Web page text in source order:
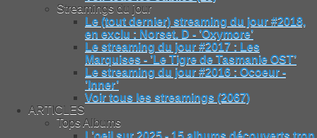
Streamings du jour
Le (tout dernier) streaming du jour #2018,
en exclu : Norset. D - ’Oxymore’
Le streaming du jour #2017 : Les
Marquises - ’Le Tigre de Tasmanie OST’
Le streaming du jour #2016 : Ocoeur -
’Inner’
Voir tous les streamings (2067)
ARTICLES
Tops Albums
L’oeil sur 2025 - 15 albums découverts trop